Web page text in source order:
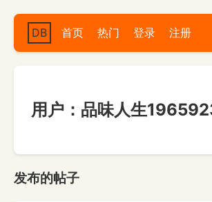
DB 首页 热门 登录 注册
用户：品味人生
发布的帖子